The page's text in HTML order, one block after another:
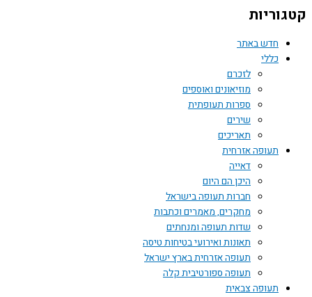
חדש באתר
כללי
לזכרם
מוזיאונים ואוספים
ספרות תעופתית
שירים
תאריכים
תעופה אזרחית
דאייה
היכן הם היום
חברות תעופה בישראל
מחקרים, מאמרים וכתבות
שדות תעופה ומנחתים
תאונות ואירועי בטיחות טיסה
תעופה אזרחית בארץ ישראל
תעופה ספורטיבית קלה
תעופה צבאית